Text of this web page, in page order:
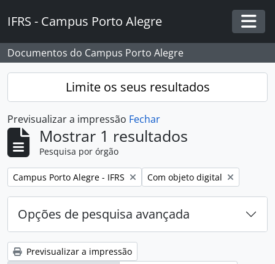
IFRS - Campus Porto Alegre
Documentos do Campus Porto Alegre
Limite os seus resultados
Previsualizar a impressão Fechar
Mostrar 1 resultados
Pesquisa por órgão
Remover filtro:
Campus Porto Alegre - IFRS Remover filtro:
Com objeto digital
Opções de pesquisa avançada
Previsualizar a impressão